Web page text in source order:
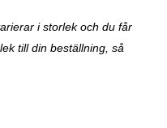
i storlek och du får
till din beställning, så